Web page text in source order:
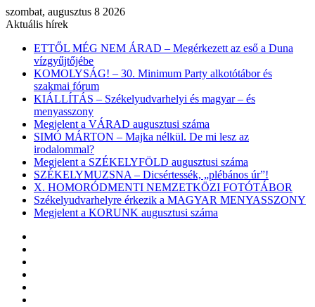
szombat, augusztus 8 2026
Aktuális hírek
ETTŐL MÉG NEM ÁRAD – Megérkezett az eső a Duna
vízgyűjtőjébe
KOMOLYSÁG! – 30. Minimum Party alkotótábor és
szakmai fórum
KIÁLLÍTÁS – Székelyudvarhelyi és magyar – és
menyasszony
Megjelent a VÁRAD augusztusi száma
SIMÓ MÁRTON – Majka nélkül. De mi lesz az
irodalommal?
Megjelent a SZÉKELYFÖLD augusztusi száma
SZÉKELYMUZSNA – Dicsértessék, „plébános úr”!
X. HOMORÓDMENTI NEMZETKÖZI FOTÓTÁBOR
Székelyudvarhelyre érkezik a MAGYAR MENYASSZONY
Megjelent a KORUNK augusztusi száma